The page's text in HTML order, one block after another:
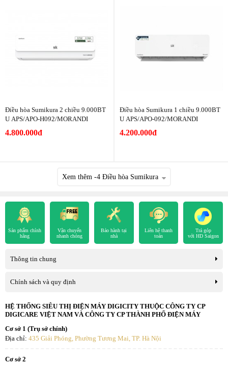
Điều hòa Sumikura 2 chiều 9.000BT
U APS/APO-H092/MORANDI
4.800.000đ
Điều hòa Sumikura 1 chiều 9.000BT
U APS/APO-092/MORANDI
4.200.000đ
Xem thêm -4 Điều hòa Sumikura
Sản phẩm chính
hãng
Vận chuyển
nhanh chóng
Bảo hành tại
nhà
Liên hệ thanh
toán
Trả góp
với HD Saigon
Thông tin chung
Chính sách và quy định
HỆ THỐNG SIÊU THỊ ĐIỆN MÁY DIGICITY THUỘC CÔNG TY CP
DIGICARE VIỆT NAM VÀ CÔNG TY CP THÀNH PHỐ ĐIỆN MÁY
Cơ sở 1 (Trụ sở chính)
Địa chỉ: 435 Giải Phóng, Phường Tương Mai, TP. Hà Nội
Cơ sở 2